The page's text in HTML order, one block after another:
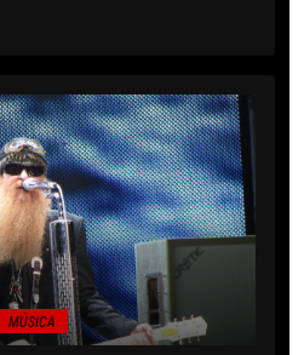
MÚSICA